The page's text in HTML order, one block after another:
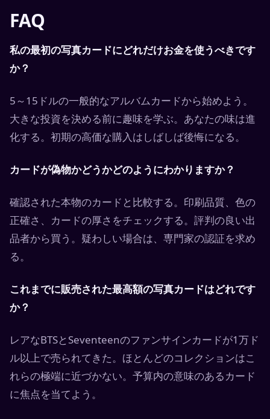
FAQ
私の最初の写真カードにどれだけお金を使うべきです
か？
5～15ドルの一般的なアルバムカードから始めよう。
大きな投資を決める前に趣味を学ぶ。あなたの味は進
化する。初期の高価な購入はしばしば後悔になる。
カードが偽物かどうかどのようにわかりますか？
確認された本物のカードと比較する。印刷品質、色の
正確さ、カードの厚さをチェックする。評判の良い出
品者から買う。疑わしい場合は、専門家の認証を求め
る。
これまでに販売された最高額の写真カードはどれです
か？
レアなBTSとSeventeenのファンサインカードが1万ド
ル以上で売られてきた。ほとんどのコレクションはこ
れらの極端に近づかない。予算内の意味のあるカード
に焦点を当てよう。